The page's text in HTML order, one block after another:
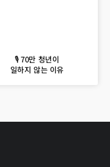
🎙 70만 청년이
일하지 않는 이유